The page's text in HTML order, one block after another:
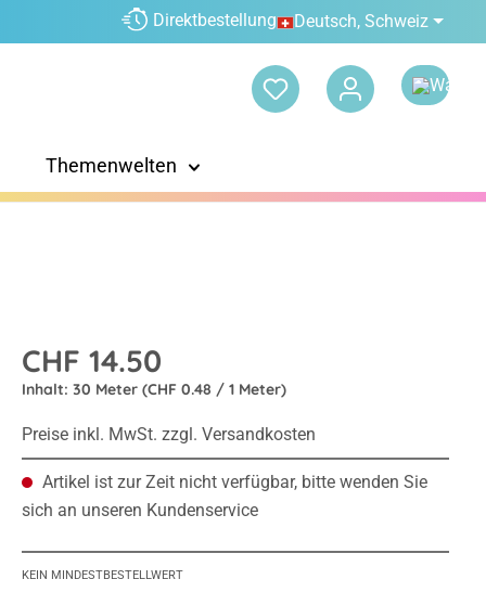
Direktbestellung Deutsch, Schweiz
Themenwelten
CHF 14.50
Inhalt: 30 Meter (CHF 0.48 / 1 Meter)
Preise inkl. MwSt. zzgl. Versandkosten
Artikel ist zur Zeit nicht verfügbar, bitte wenden Sie
sich an unseren Kundenservice
KEIN MINDESTBESTELLWERT